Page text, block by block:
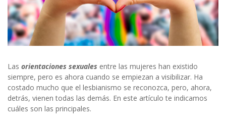
Las orientaciones sexuales entre las mujeres han existido
siempre, pero es ahora cuando se empiezan a visibilizar. Ha
costado mucho que el lesbianismo se reconozca, pero, ahora,
detrás, vienen todas las demás. En este artículo te indicamos
cuáles son las principales.